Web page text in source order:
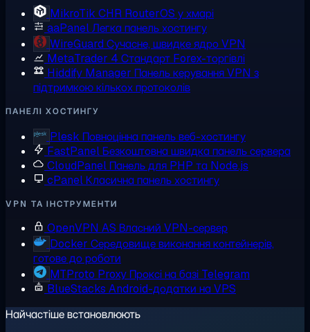
MikroTik CHR RouterOS у хмарі
aaPanelЛегка панель хостингу
WireGuard Сучасне, швидке ядро VPN
MetaTrader 4 Стандарт Forex-торгівлі
Hiddify Manager Панель керування VPN з
підтримкою кількох протоколів
ПАНЕЛІ ХОСТИНГУ
Plesk Повноцінна панель веб-хостингу
FastPanelБезкоштовна швидка панель сервера
CloudPanel Панель для PHP та Node.js
cPanelКласична панель хостингу
VPN ТА ІНСТРУМЕНТИ
OpenVPN AS Власний VPN-сервер
Docker Середовище виконання контейнерів,
готове до роботи
MTProto Proxy Проксі на базі Telegram
BlueStacks Android-додатки на VPS
Найчастіше встановлюють